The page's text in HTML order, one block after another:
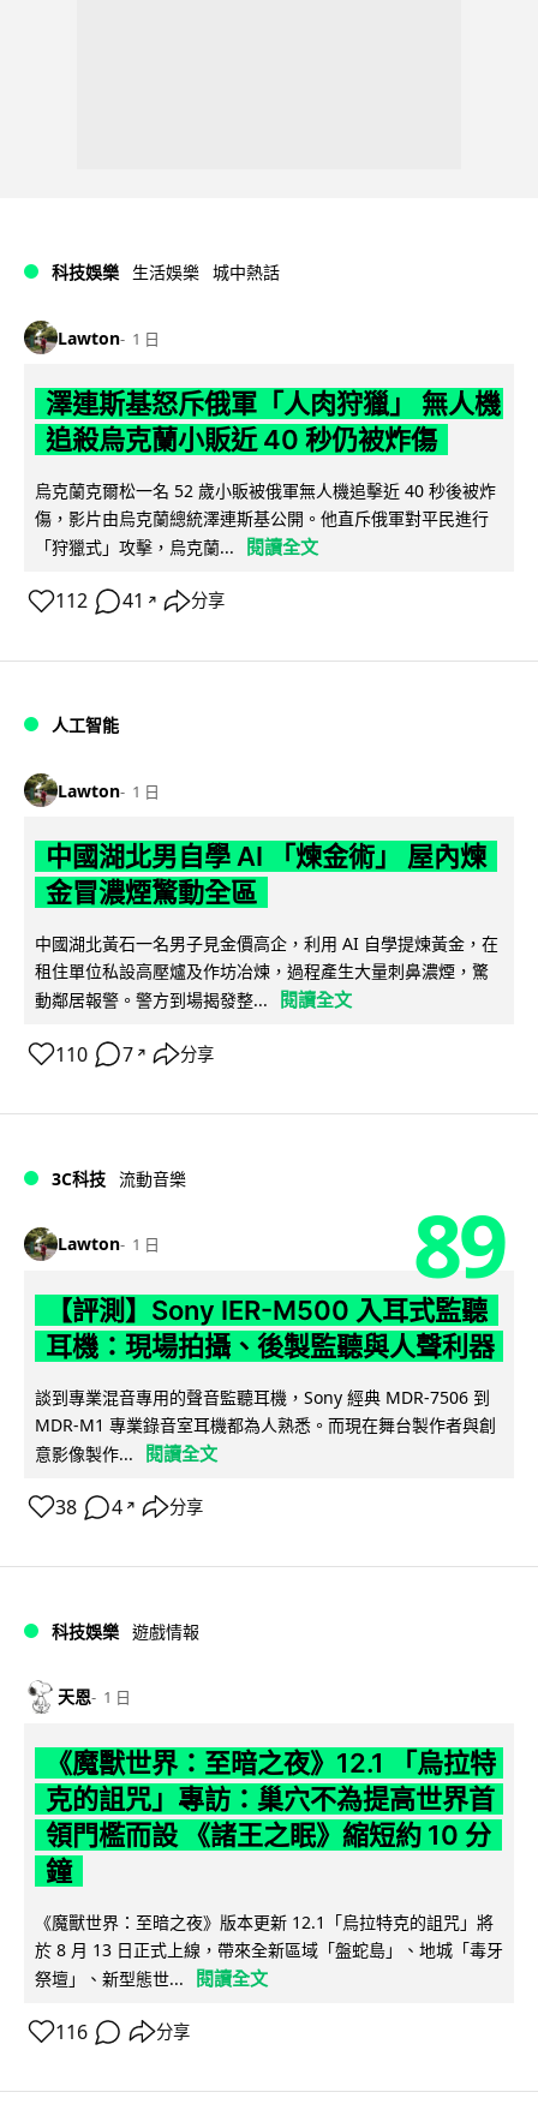
科技娛樂 生活娛樂 城中熱話
Lawton 1 日
澤連斯基怒斥俄軍「人肉狩獵」 無人機
追殺烏克蘭小販近 40 秒仍被炸傷
烏克蘭克爾松一名 52 歲小販被俄軍無人機追擊近 40 秒後被炸
傷，影片由烏克蘭總統澤連斯基公開。他直斥俄軍對平民進行
「狩獵式」攻擊，烏克蘭...
閱讀全文
112 41 ↗ 分享
人工智能
Lawton 1 日
中國湖北男自學 AI 「煉金術」 屋內煉
金冒濃煙驚動全區
中國湖北黃石一名男子見金價高企，利用 AI 自學提煉黃金，在
租住單位私設高壓爐及作坊冶煉，過程產生大量刺鼻濃煙，驚
動鄰居報警。警方到場揭發整...
閱讀全文
110 7 ↗ 分享
3C科技 流動音樂
Lawton 1 日 89
【評測】Sony IER-M500 入耳式監聽
耳機：現場拍攝、後製監聽與人聲利器
談到專業混音專用的聲音監聽耳機，Sony 經典 MDR-7506 到
MDR-M1 專業錄音室耳機都為人熟悉。而現在舞台製作者與創
意影像製作...
閱讀全文
38 4 ↗ 分享
科技娛樂 遊戲情報
天恩 1 日
《魔獸世界：至暗之夜》12.1 「烏拉特
克的詛咒」專訪：巢穴不為提高世界首
領門檻而設 《諸王之眠》縮短約 10 分
鐘
《魔獸世界：至暗之夜》版本更新 12.1「烏拉特克的詛咒」將
於 8 月 13 日正式上線，帶來全新區域「盤蛇島」、地城「毒牙
祭壇」、新型態世...
閱讀全文
116 分享